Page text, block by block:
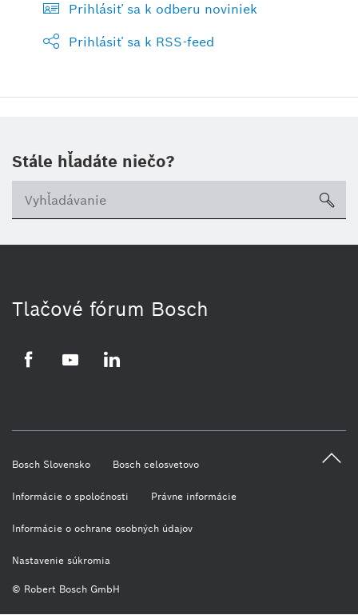
Prihlásiť sa k odberu noviniek
Prihlásiť sa k RSS-feed
Stále hľadáte niečo?
Tlačové fórum Bosch
© Robert Bosch GmbH
Bosch Slovensko Bosch celosvetovo
Informácie o spoločnosti Právne informácie
Informácie o ochrane osobných údajov
Nastavenie súkromia